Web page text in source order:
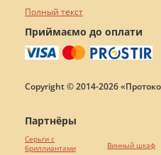
Полный текст
Приймаємо до оплати
Copyright © 2014-2026
Партнёры
Серьги с
бриллиантами
Винный шкаф